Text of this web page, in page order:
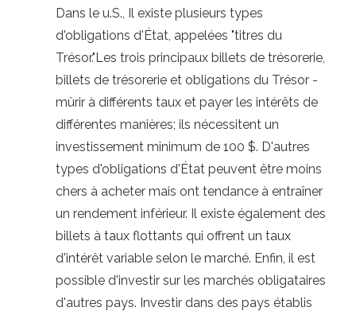
Dans le u.S., Il existe plusieurs types
d'obligations d'État, appelées "titres du
Trésor."Les trois principaux billets de trésorerie,
billets de trésorerie et obligations du Trésor -
mûrir à différents taux et payer les intérêts de
différentes manières; ils nécessitent un
investissement minimum de 100 $. D'autres
types d'obligations d'État peuvent être moins
chers à acheter mais ont tendance à entraîner
un rendement inférieur. Il existe également des
billets à taux flottants qui offrent un taux
d'intérêt variable selon le marché. Enfin, il est
possible d'investir sur les marchés obligataires
d'autres pays. Investir dans des pays établis